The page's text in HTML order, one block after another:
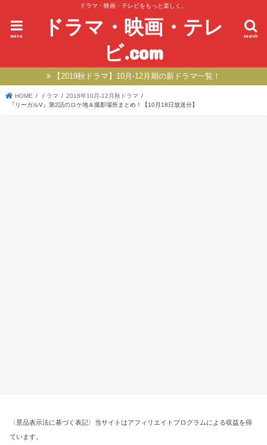
ドラマ・映画・テレビをもっと楽しく。
ドラマ・映画・テレ
ビ.com
search
menu
【2019秋ドラマ】10月-12月期の新ドラマ一覧！
HOME ドラマ
2018年10月-12月秋ドラマ
『リーガルV』第2話のロケ地＆撮影場所まとめ！【10月18日放送分】
〈景品表示法に基づく表記〉当サイトはアフィリエイトプログラムによる収益を得
ています。